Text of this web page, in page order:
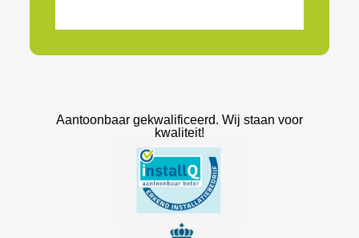
Aantoonbaar gekwalificeerd. Wij staan voor
kwaliteit!